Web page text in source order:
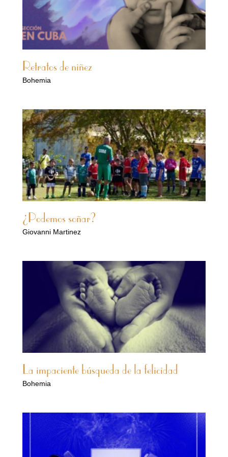
Retratos de niñez
Bohemia
¿Podemos soñar?
Giovanni Martinez
La impaciente búsqueda de la felicidad
Bohemia